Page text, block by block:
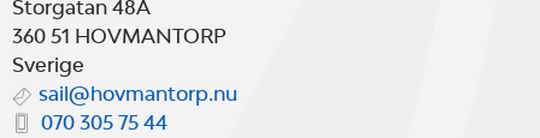
Storgatan 48A
360 51 HOVMANTORP
Sverige
sail@hovmantorp.nu
070 305 75 44